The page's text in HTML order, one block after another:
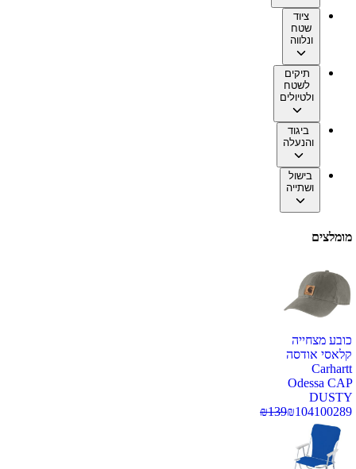
ציוד
שטח
ונלווה
תיקים
לשטח
ולטיולים
ביגוד
והנעלה
בישול
ושתייה
מומלצים
כובע מצחייה
קלאסי אודסה
Carhartt
Odessa CAP
DUSTY
100289
₪104
₪139